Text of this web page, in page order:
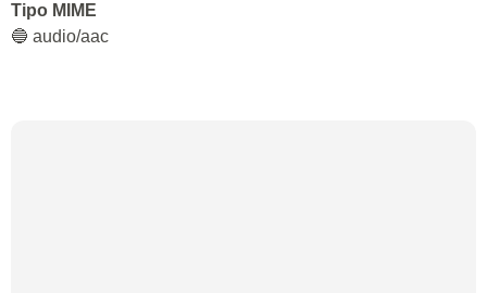
Tipo MIME
🔵 audio/aac